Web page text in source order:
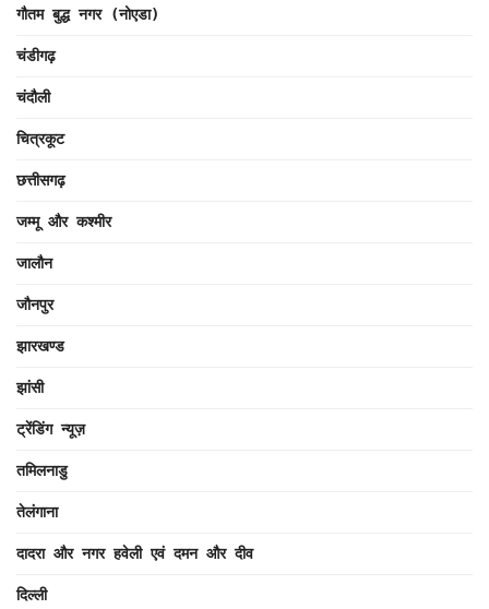
गौतम बुद्ध नगर (नोएडा)
चंडीगढ़
चंदौली
चित्रकूट
छत्तीसगढ़
जम्मू और कश्मीर
जालौन
जौनपुर
झारखण्ड
झांसी
ट्रेंडिंग न्यूज़
तमिलनाडु
तेलंगाना
दादरा और नगर हवेली एवं दमन और दीव
दिल्ली